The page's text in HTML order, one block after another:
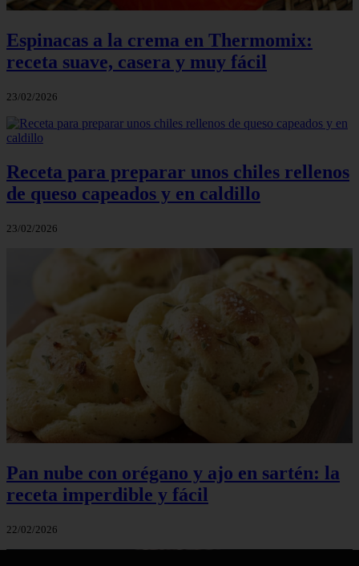
Espinacas a la crema en Thermomix:
receta suave, casera y muy fácil
23/02/2026
Receta para preparar unos chiles rellenos
de queso capeados y en caldillo
23/02/2026
Pan nube con orégano y ajo en sartén: la
receta imperdible y fácil
22/02/2026